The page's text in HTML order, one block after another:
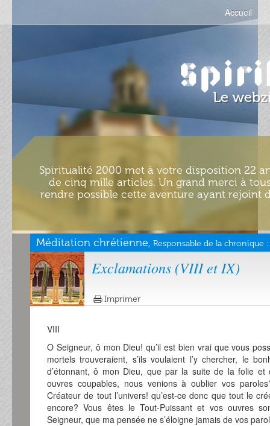
Accueil
Spiritualité 2000 met à votre disposition 22
de cinq mille articles. Un grand merci à
rendre possible cette aventure ayant rejoint
Méditation chrétienne, Responsable de la chronique :
Exclamations (VIII et IX)
Imprimer
VIII
O Seigneur, ô mon Dieu! qu’il est bien vrai que vous
mortels trouveraient, s’ils voulaient l’y chercher, le
d’étonnant, ô mon Dieu, que par la suite de la folie et
ouvres coupables, nous venions à oublier vos
Créateur de tout l’univers! qu’est-ce donc que tout le
encore? Vous êtes le Tout-Puissant et vos ouvres
Seigneur, que ma pensée ne s’éloigne jamais de vos